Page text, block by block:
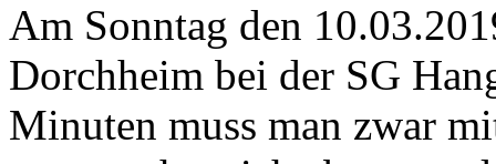
Am Sonntag den
Dorchheim bei der SG
Minuten muss man zwar